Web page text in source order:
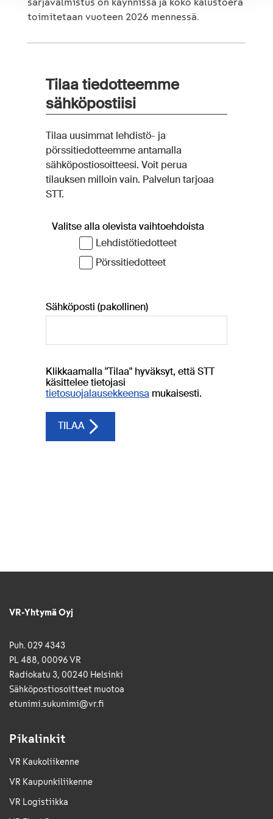
toimitetaan vuoteen 2026 mennessä.
VR-Yhtymä Oyj
Puh. 029 4343
PL 488, 00096 VR
Radiokatu 3, 00240 Helsinki
Sähkö­posti­osoitteet muotoa
etunimi.sukunimi@vr.fi
Pikalinkit
VR Kaukoliikenne
VR Kaupunkiliikenne
VR Logistiikka